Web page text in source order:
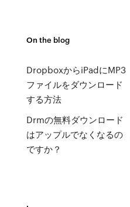
On the blog
DropboxからiPadにMP3
ファイルをダウンロード
する方法
Drmの無料ダウンロード
はアップルでなくなるの
ですか？